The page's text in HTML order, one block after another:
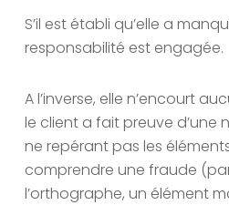
S’il est établi qu’elle a
responsabilité est engagée.
A l’inverse, elle n’encourt
le client a fait preuve d’une
ne repérant pas les
comprendre une fraude
l’orthographe, un élément